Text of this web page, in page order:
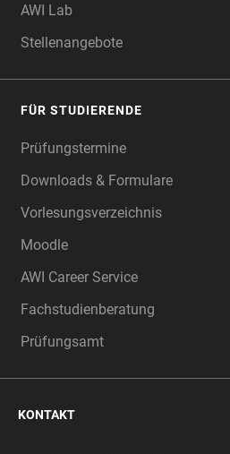
AWI Lab
Stellenangebote
FÜR STUDIERENDE
Prüfungstermine
Downloads & Formulare
Vorlesungsverzeichnis
Moodle
AWI Career Service
Fachstudienberatung
Prüfungsamt
KONTAKT